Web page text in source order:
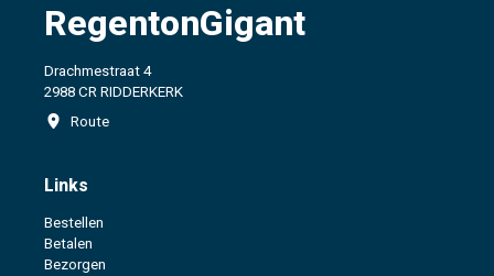
RegentonGigant
Drachmestraat 4
2988 CR RIDDERKERK
Route
Links
Bestellen
Betalen
Bezorgen